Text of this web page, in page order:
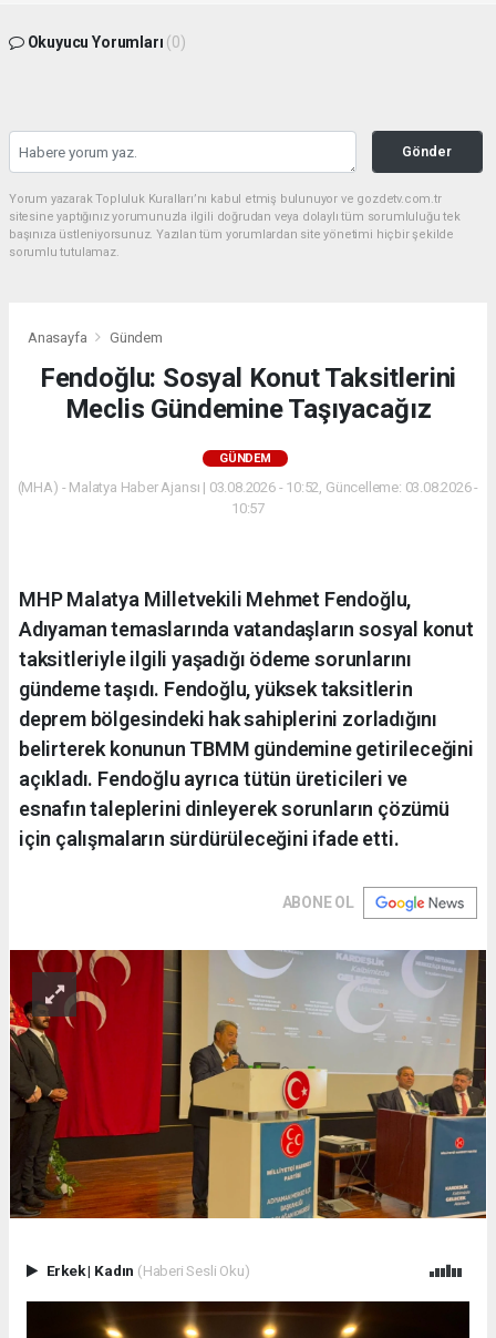
Okuyucu Yorumları (0)
Gönder
Yorum yazarak Topluluk Kuralları’nı kabul etmiş bulunuyor ve gozdetv.com.tr
sitesine yaptığınız yorumunuzla ilgili doğrudan veya dolaylı tüm sorumluluğu tek
başınıza üstleniyorsunuz. Yazılan tüm yorumlardan site yönetimi hiçbir şekilde
sorumlu tutulamaz.
Anasayfa Gündem
Fendoğlu: Sosyal Konut Taksitlerini
Meclis Gündemine Taşıyacağız
GÜNDEM
(MHA) - Malatya Haber Ajansı | 03.08.2026 - 10:52, Güncelleme: 03.08.2026 -
10:57
MHP Malatya Milletvekili Mehmet Fendoğlu,
Adıyaman temaslarında vatandaşların sosyal konut
taksitleriyle ilgili yaşadığı ödeme sorunlarını
gündeme taşıdı. Fendoğlu, yüksek taksitlerin
deprem bölgesindeki hak sahiplerini zorladığını
belirterek konunun TBMM gündemine getirileceğini
açıkladı. Fendoğlu ayrıca tütün üreticileri ve
esnafın taleplerini dinleyerek sorunların çözümü
için çalışmaların sürdürüleceğini ifade etti.
ABONE OL
Erkek| Kadın (Haberi Sesli Oku)